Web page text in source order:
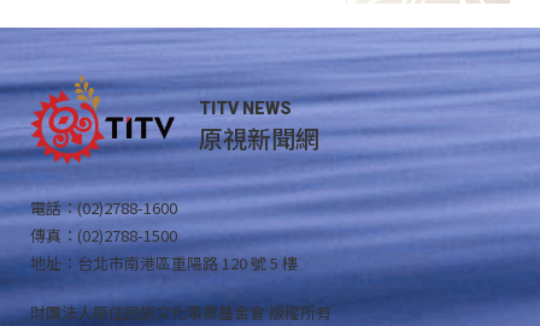
TITV NEWS
原視新聞網
電話：(02)2788-1600
傳真：(02)2788-1500
地址：台北市南港區重陽路 120 號 5 樓
財團法人原住民族文化事業基金會 版權所有